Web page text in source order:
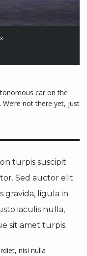
car on the
not there yet, just
turpis suscipit
Sed auctor elit
gravida, ligula in
iaculis nulla,
sit amet turpis.
nisi nulla